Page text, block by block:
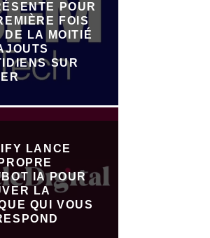
POUR
FOIS
DE LA MOITIÉ
SUR
LANCE
IA POUR
LA
QUI VOUS